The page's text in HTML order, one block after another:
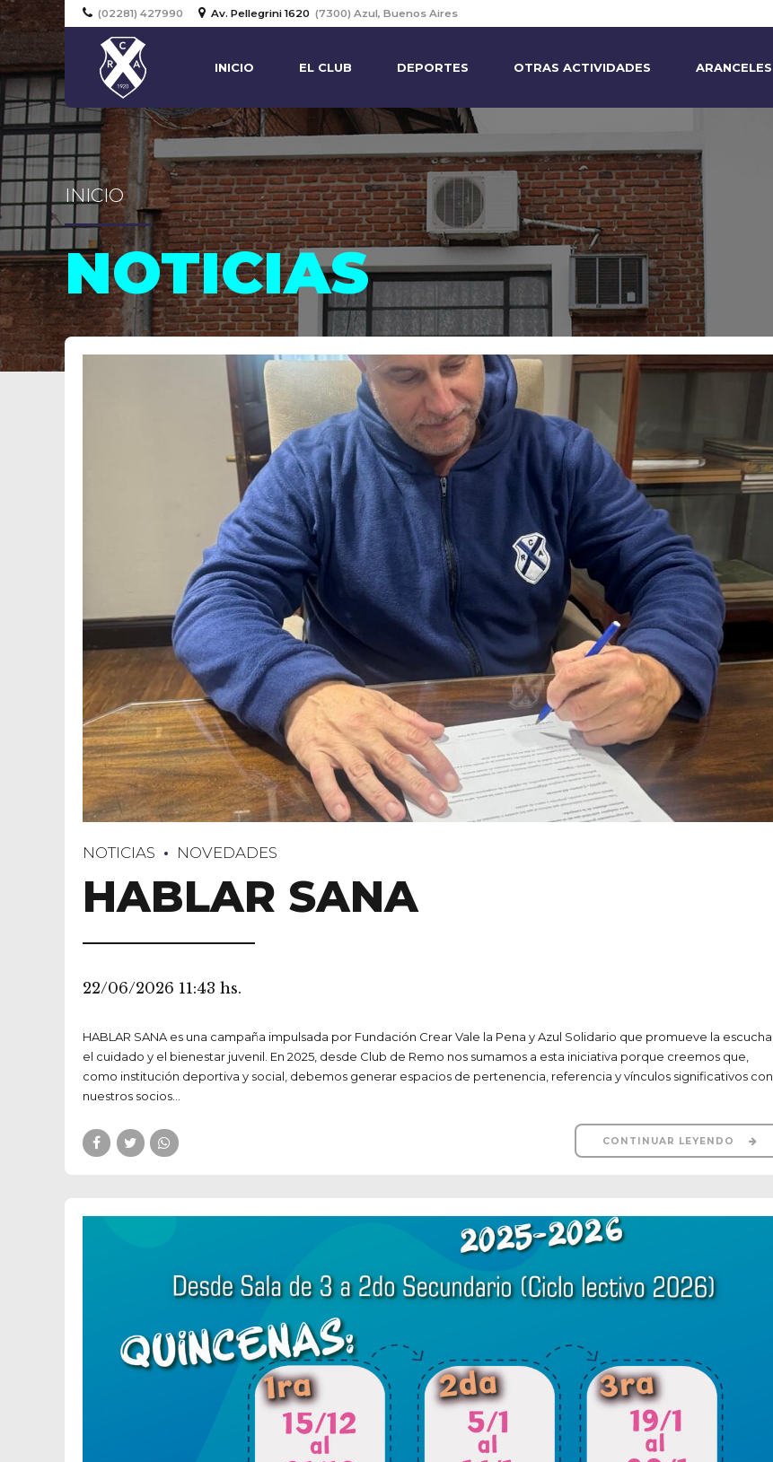
(02281) 427990 Av. Pellegrini 1620 (7300) Azul, Buenos Aires
INICIO EL CLUB DEPORTES OTRAS ACTIVIDADES ARANCELES
INICIO
NOTICIAS
NOTICIAS NOVEDADES
HABLAR SANA
22/06/2026 11:43 hs.
HABLAR SANA es una campaña impulsada por Fundación Crear Vale la Pena y Azul Solidario que promueve la escucha,
el cuidado y el bienestar juvenil. En 2025, desde Club de Remo nos sumamos a esta iniciativa porque creemos que,
como institución deportiva y social, debemos generar espacios de pertenencia, referencia y vínculos significativos con
nuestros socios...
CONTINUAR LEYENDO